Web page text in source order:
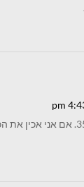
היי יש לי תבנית 25×35. אם